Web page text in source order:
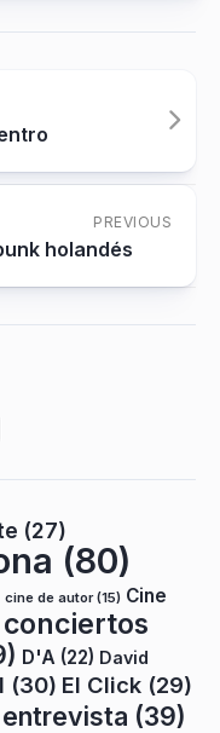
PREVIOUS
holandés
(27)
(80)
cine de autor(15) Cine
conciertos
D'A (22) David
(30) El Click (29)
entrevista (39)